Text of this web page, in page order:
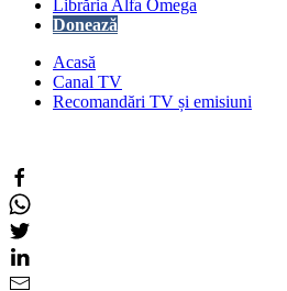
Librăria Alfa Omega
Donează
Acasă
Canal TV
Recomandări TV și emisiuni